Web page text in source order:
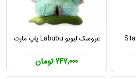
عروسک لبوبو Labubu پاپ مارت
247,000 تومان